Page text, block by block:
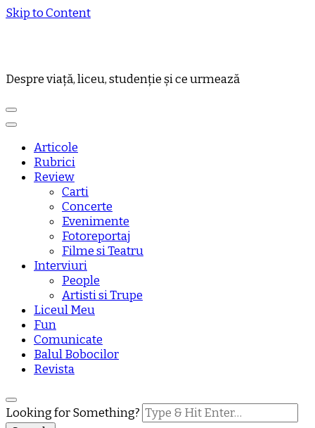
Skip to Content
Despre viață, liceu, studenție și ce urmează
Articole
Rubrici
Review
Carti
Concerte
Evenimente
Fotoreportaj
Filme si Teatru
Interviuri
People
Artisti si Trupe
Liceul Meu
Fun
Comunicate
Balul Bobocilor
Revista
Looking for Something?